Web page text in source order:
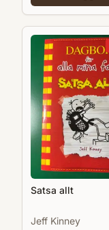
Satsa allt
Jeff Kinney